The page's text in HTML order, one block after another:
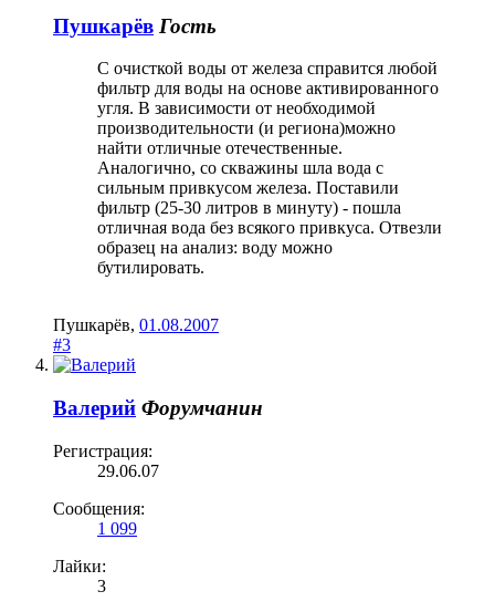
Пушкарёв Гость
С очисткой воды от железа справится любой
фильтр для воды на основе активированного
угля. В зависимости от необходимой
производительности (и региона)можно
найти отличные отечественные.
Аналогично, со скважины шла вода с
сильным привкусом железа. Поставили
фильтр (25-30 литров в минуту) - пошла
отличная вода без всякого привкуса. Отвезли
образец на анализ: воду можно
бутилировать.
Пушкарёв, 01.08.2007
#3
Валерий Форумчанин
Регистрация:
29.06.07
Сообщения:
1 099
Лайки:
3